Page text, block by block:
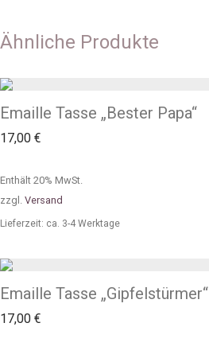
Ähnliche Produkte
Emaille Tasse „Bester Papa“
17,00 €
Enthält 20% MwSt.
zzgl. Versand
Lieferzeit: ca. 3-4 Werktage
Emaille Tasse „Gipfelstürmer“
17,00 €